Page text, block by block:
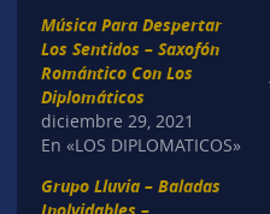
Música Para Despertar
Los Sentidos – Saxofón
Romántico Con Los
Diplomáticos
diciembre 29, 2021
En «LOS DIPLOMATICOS»
Grupo Lluvia – Baladas